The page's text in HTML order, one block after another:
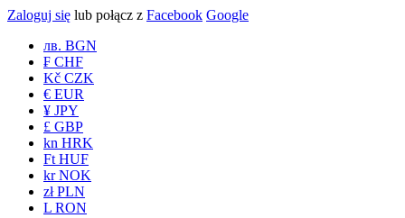
Zaloguj się lub połącz z Facebook Google
лв. BGN
₣ CHF
Kč CZK
€ EUR
¥ JPY
£ GBP
kn HRK
Ft HUF
kr NOK
zł PLN
L RON